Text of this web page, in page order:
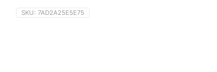
SKU: 7AD2A25E5E75